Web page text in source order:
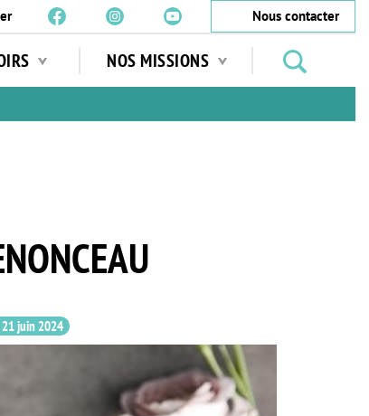
Nous contacter
NOS MISSIONS
jardins
juin 2024